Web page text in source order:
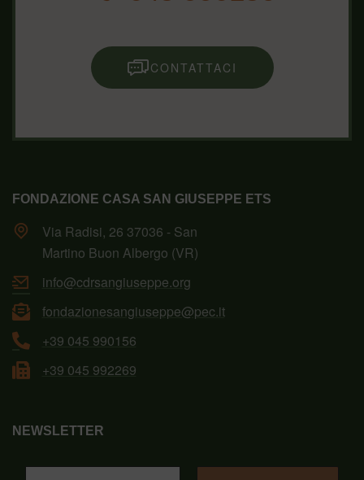
CONTATTACI
FONDAZIONE CASA SAN GIUSEPPE ETS
Via Radisi, 26 37036 - San
Martino Buon Albergo (VR)
info@cdrsangiuseppe.org
fondazionesangiuseppe@pec.it
+39 045 990156
+39 045 992269
NEWSLETTER